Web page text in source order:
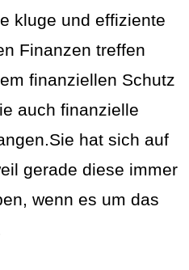
kluge und effiziente
Finanzen treffen
finanziellen Schutz
auch finanzielle
hat sich auf
gerade diese immer
wenn es um das